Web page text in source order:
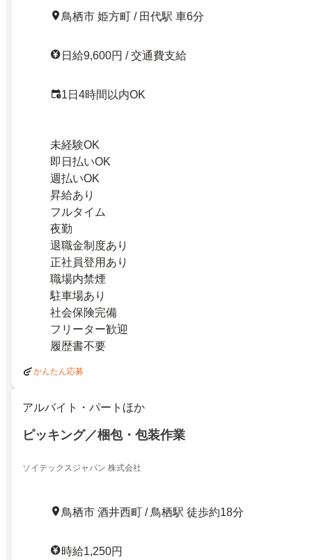
鳥栖市 姫方町 / 田代駅 車6分
日給9,600円 / 交通費支給
1日4時間以内OK
未経験OK
即日払いOK
週払いOK
昇給あり
フルタイム
夜勤
退職金制度あり
正社員登用あり
職場内禁煙
駐車場あり
社会保険完備
フリーター歓迎
履歴書不要
かんたん応募
アルバイト・パートほか
ピッキング／梱包・包装作業
ソイテックスジャパン 株式会社
鳥栖市 酒井西町 / 鳥栖駅 徒歩約18分
時給1,250円